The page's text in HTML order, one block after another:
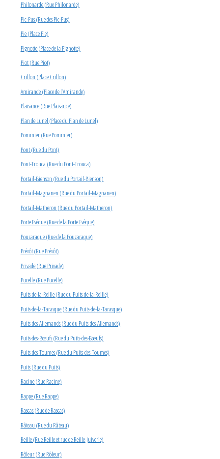
Philonarde (Rue Philonarde)
Pic-Pus (Rue des Pic-Pus)
Pie (Place Pie)
Pignotte (Place de la Pignotte)
Piot (Rue Piot)
Crillon (Place Crillon)
Amirande (Place de l’Amirande)
Plaisance (Rue Plaisance)
Plan de Lunel (Place du Plan de Lunel)
Pommier (Rue Pommier)
Pont (Rue du Pont)
Pont-Trouca (Rue du Pont-Trouca)
Portail-Bienson (Rue du Portail-Bienson)
Portail-Magnanen (Rue du Portail-Magnanen)
Portail-Matheron (Rue du Portail-Matheron)
Porte Evêque (Rue de la Porte Evêque)
Pouzaraque (Rue de la Pouzaraque)
Prévôt (Rue Prévôt)
Privade (Rue Privade)
Pucelle (Rue Pucelle)
Puits-de-la-Reille (Rue du Puits-de-la-Reille)
Puits-de-la-Tarasque (Rue du Puits-de-la-Tarasque)
Puits-des-Allemands (Rue du Puits-des-Allemands)
Puits-des-Bœufs (Rue du Puits-des-Bœufs)
Puits-des-Toumes (Rue du Puits-des-Toumes)
Puits (Rue du Puits)
Racine (Rue Racine)
Rappe (Rue Rappe)
Rascas (Rue de Rascas)
Râteau (Rue du Râteau)
Reille (Rue Reille et rue de Reille-Juiverie)
Rôleur (Rue Rôleur)